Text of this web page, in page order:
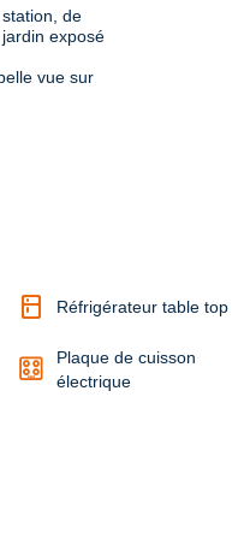
de
exposé
vue sur
kitchen Réfrigérateur table top
Plaque de cuisson
électrique